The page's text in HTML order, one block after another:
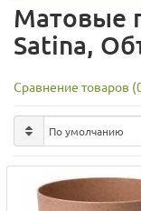
Матовые
Satina,
Сравнение товаров